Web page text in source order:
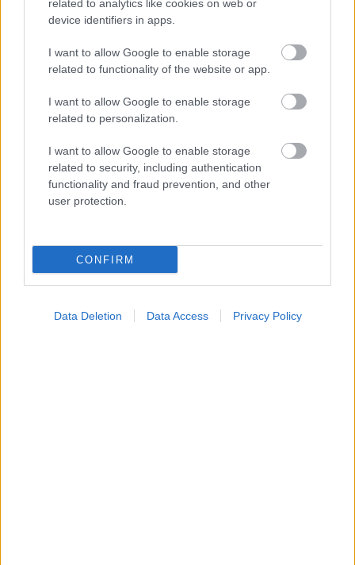
related to analytics like cookies on web or
device identifiers in apps.
I want to allow Google to enable storage
related to functionality of the website or app.
I want to allow Google to enable storage
related to personalization.
I want to allow Google to enable storage
related to security, including authentication
functionality and fraud prevention, and other
user protection.
CONFIRM
Data Deletion Data Access Privacy Policy